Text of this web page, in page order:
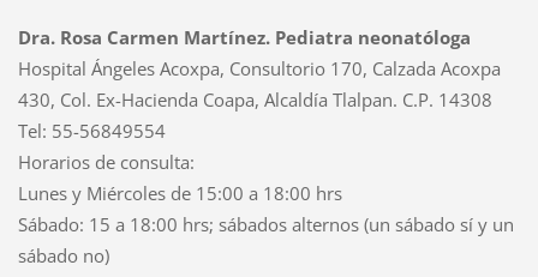
Dra. Rosa Carmen Martínez. Pediatra neonatóloga
Hospital Ángeles Acoxpa, Consultorio 170, Calzada Acoxpa
430, Col. Ex-Hacienda Coapa, Alcaldía Tlalpan. C.P. 14308
Tel: 55-56849554
Horarios de consulta:
Lunes y Miércoles de 15:00 a 18:00 hrs
Sábado: 15 a 18:00 hrs; sábados alternos (un sábado sí y un
sábado no)